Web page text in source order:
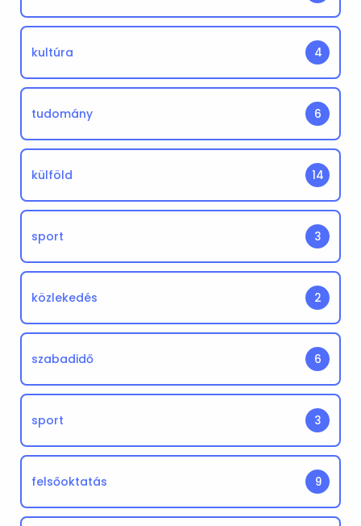
kultúra 4
tudomány 6
külföld 14
sport 3
közlekedés 2
szabadidő 6
sport 3
felsőoktatás 9